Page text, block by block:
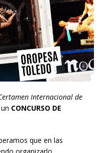
Internacional de
CONCURSO DE
que en las